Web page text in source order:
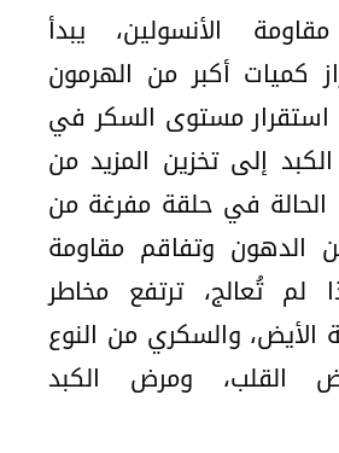
الأنسولين، يبدأ
كميات أكبر من الهرمون
مستوى السكر في
إلى تخزين المزيد من
الحالة في حلقة مفرغة من
الدهون وتفاقم مقاومة
لم تُعالج، ترتفع مخاطر
الأيض، والسكري من النوع
القلب، ومرض الكبد